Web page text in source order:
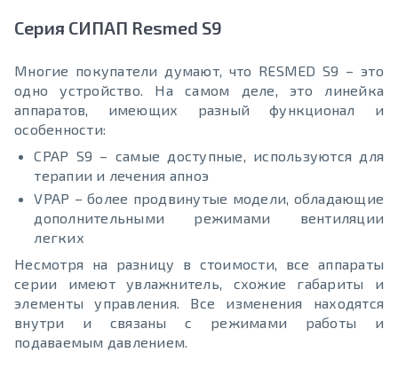
Серия СИПАП Resmed S9
Многие покупатели думают, что RESMED S9 – это
одно устройство. На самом деле, это линейка
аппаратов, имеющих разный функционал и
особенности:
CPAP S9 – самые доступные, используются для
терапии и лечения апноэ
VPAP – более продвинутые модели, обладающие
дополнительными режимами вентиляции
легких
Несмотря на разницу в стоимости, все аппараты
серии имеют увлажнитель, схожие габариты и
элементы управления. Все изменения находятся
внутри и связаны с режимами работы и
подаваемым давлением.